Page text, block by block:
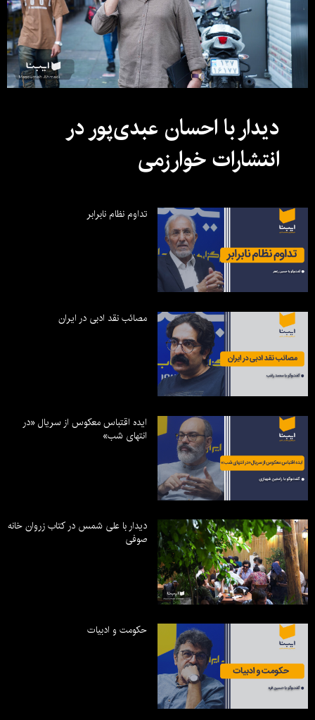
دیدار با احسان عبدی‌پور در
انتشارات خوارزمی
تداوم نظام نابرابر
مصائب نقد ادبی در ایران
ایده اقتباس معکوس از سریال «در
انتهای شب»
دیدار با علی شمس در کتاب زروان خانه
صوفی
حکومت و ادبیات